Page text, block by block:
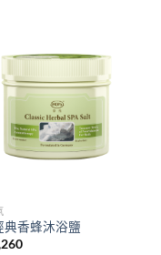
典香蜂沐浴鹽